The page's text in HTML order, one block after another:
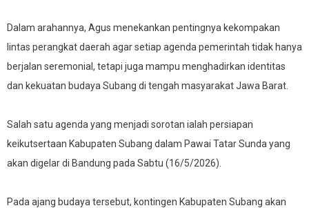
Dalam arahannya, Agus menekankan pentingnya kekompakan
lintas perangkat daerah agar setiap agenda pemerintah tidak hanya
berjalan seremonial, tetapi juga mampu menghadirkan identitas
dan kekuatan budaya Subang di tengah masyarakat Jawa Barat.
Salah satu agenda yang menjadi sorotan ialah persiapan
keikutsertaan Kabupaten Subang dalam Pawai Tatar Sunda yang
akan digelar di Bandung pada Sabtu (16/5/2026).
Pada ajang budaya tersebut, kontingen Kabupaten Subang akan